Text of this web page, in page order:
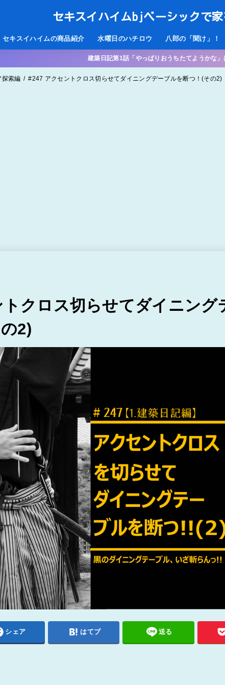
セキスイハイムbjベーシックで
セキスイハイムの商品紹介 水曜日のハチロウ 八郎の「聞け」！
建築日記第1話「やっぱりおうちたてようかな」
探索編 #247 アクセントクロス切らせてダイニングデーブルを断つ！(その2)
クロス切らせてダイニング
2)
シェア はてブ 送る